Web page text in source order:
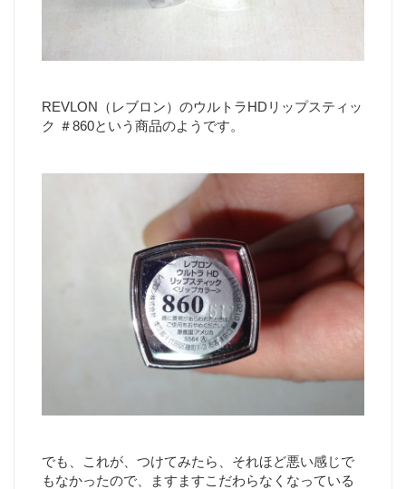
REVLON（レブロン）のウルトラHDリップスティッ
ク ＃860という商品のようです。
でも、これが、つけてみたら、それほど悪い感じで
もなかったので、ますますこだわらなくなっている